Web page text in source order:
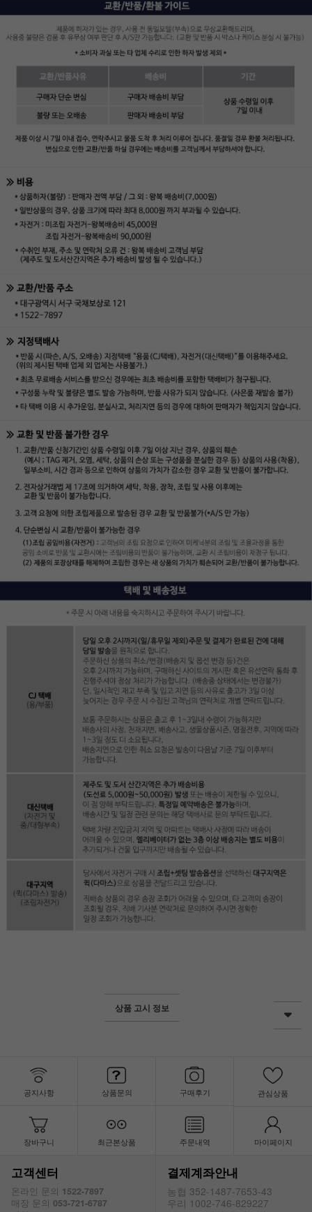
상품 고시 정보
공지사항 상품문의 구매후기 관심상품
장바구니 최근본상품 주문내역 마이페이지
고객센터
온라인 문의 1522-7897
매장 문의 053-721-6787
결제계좌안내
농협 352-1487-7653-43
우리 1002-746-829227